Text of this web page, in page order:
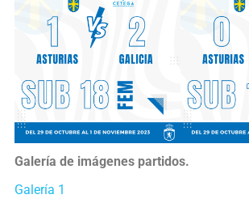
Galería de imágenes partidos.
Galería 1